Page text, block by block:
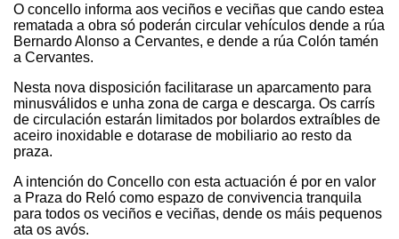
O concello informa aos veciños e veciñas que cando estea
rematada a obra só poderán circular vehículos dende a rúa
Bernardo Alonso a Cervantes, e dende a rúa Colón tamén
a Cervantes.
Nesta nova disposición facilitarase un aparcamento para
minusválidos e unha zona de carga e descarga. Os carrís
de circulación estarán limitados por bolardos extraíbles de
aceiro inoxidable e dotarase de mobiliario ao resto da
praza.
A intención do Concello con esta actuación é por en valor
a Praza do Reló como espazo de convivencia tranquila
para todos os veciños e veciñas, dende os máis pequenos
ata os avós.